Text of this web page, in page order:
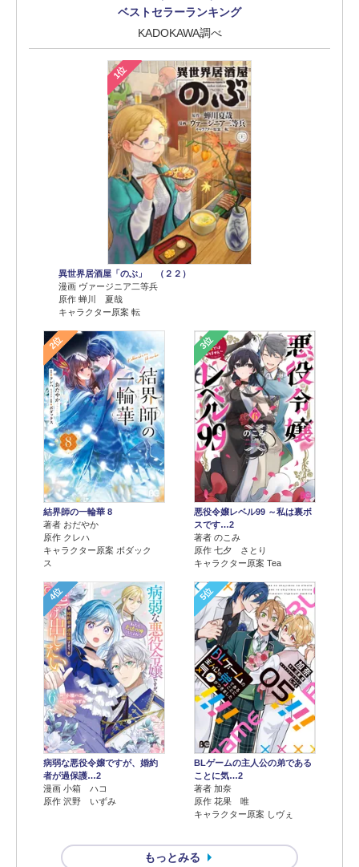
ベストセラーランキング
KADOKAWA調べ
1位
異世界居酒屋「のぶ」 （２２）
漫画 ヴァージニア二等兵
原作 蝉川 夏哉
キャラクター原案 転
2位
結界師の一輪華 8
著者 おだやか
原作 クレハ
キャラクター原案 ボダック
ス
3位
悪役令嬢レベル99 ～私は裏ボ
スです…2
著者 のこみ
原作 七夕 さとり
キャラクター原案 Tea
4位
病弱な悪役令嬢ですが、婚約
者が過保護…2
漫画 小箱 ハコ
原作 沢野 いずみ
5位
BLゲームの主人公の弟である
ことに気…2
著者 加奈
原作 花果 唯
キャラクター原案 しヴぇ
もっとみる